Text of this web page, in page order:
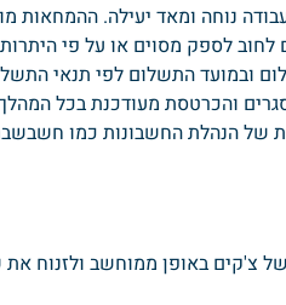
נוחה ומאד יעילה. ההמחאות
לחוב לספק מסוים או על פי
ובמועד התשלום לפי תנאי
והכרטסת מעודכנת בכל
של הנהלת החשבונות כמו
צ'קים באופן ממוחשב ולזנוח